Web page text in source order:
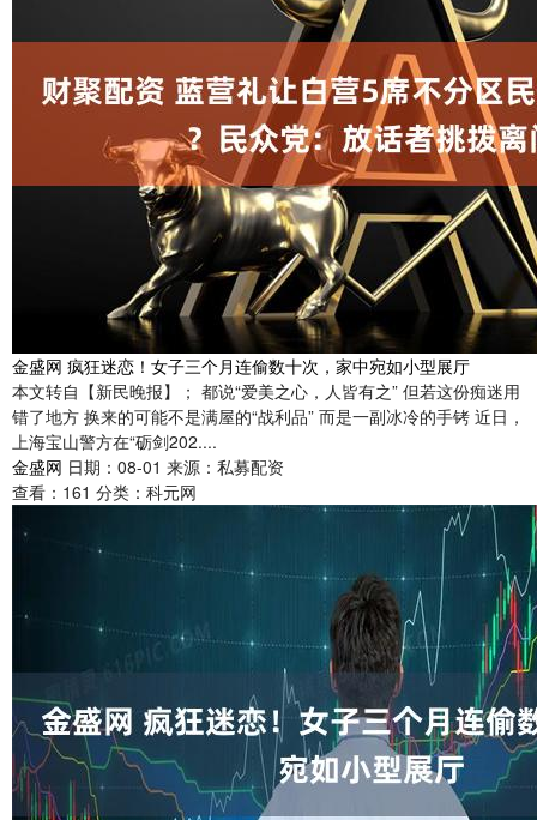
金盛网 疯狂迷恋！女子三个月连偷数十次，家中宛如小型展厅
本文转自【新民晚报】； 都说“爱美之心，人皆有之” 但若这份痴迷用
错了地方 换来的可能不是满屋的“战利品” 而是一副冰冷的手铐 近日，
上海宝山警方在“砺剑202....
金盛网 日期：08-01 来源：私募配资
查看： 161 分类： 科元网